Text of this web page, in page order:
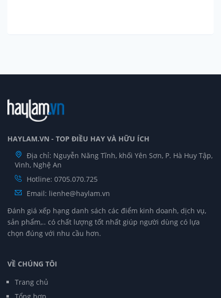
HAYLAM.VN - TOP ĐIỀU HAY VÀ HỮU ÍCH
Địa chỉ: Nguyễn Năng Tĩnh, khối Yên Sơn, P. Hà Huy Tập,
Vinh, Nghệ An
Hotline: 0705.070.725
Email: lienhe@haylam.vn
Đánh giá xếp hạng danh sách các điểm kinh doanh, dịch vụ,
sản phẩm,.. có chất lượng tốt nhất giúp người dùng có lựa
chọn đúng với nhu cầu hơn.
VỀ CHÚNG TÔI
Trang chủ
Tổng hợp